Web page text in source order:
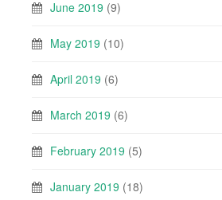
June 2019 (9)
May 2019 (10)
April 2019 (6)
March 2019 (6)
February 2019 (5)
January 2019 (18)